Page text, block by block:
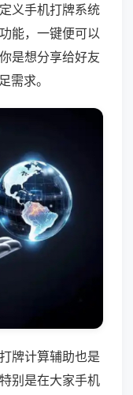
义手机打牌系统
能，一键便可以
是想分享给好友
需求。
牌计算辅助也是
别是在大家手机